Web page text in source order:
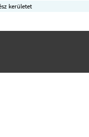
kerületet